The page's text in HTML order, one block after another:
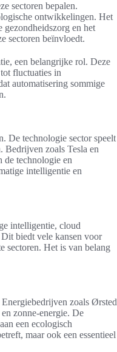
sectoren bepalen.
ontwikkelingen. Het
gezondheidszorg en het
sectoren beïnvloedt.
een belangrijke rol. Deze
fluctuaties in
automatisering sommige
De technologie sector speelt
Bedrijven zoals Tesla en
de technologie en
intelligentie en
intelligentie, cloud
biedt vele kansen voor
sectoren. Het is van belang
zoals Ørsted
zonne-energie. De
een ecologisch
maar ook een essentieel